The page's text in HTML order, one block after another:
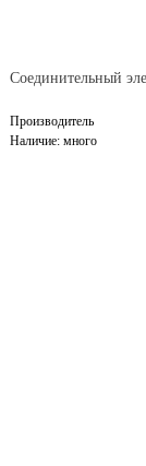
Производитель
Наличие: много